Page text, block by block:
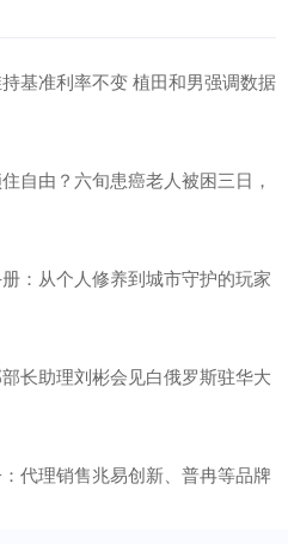
基准利率不变 植田和男强调数据
自由？六旬患癌老人被困三日，
：从个人修养到城市守护的玩家
长助理刘彬会见白俄罗斯驻华大
代理销售兆易创新、普冉等品牌